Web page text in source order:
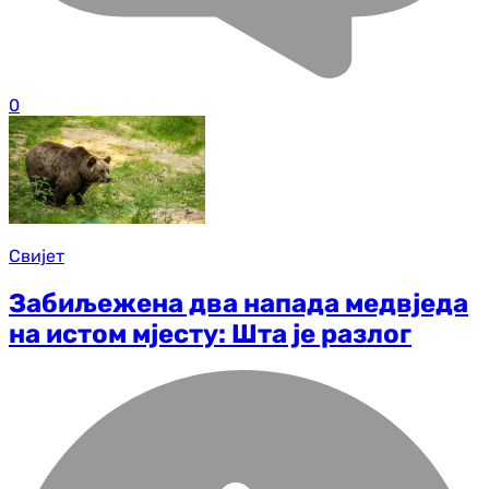
0
Свијет
Забиљежена два напада медвједа
на истом мјесту: Шта је разлог